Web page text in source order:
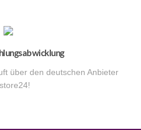
über den deutschen Anbieter